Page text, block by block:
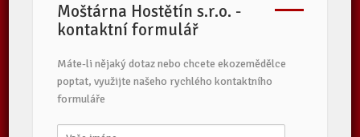
Moštárna Hostětín s.r.o. -
kontaktní formulář
Máte-li nějaký dotaz nebo chcete ekozemědělce
poptat, využijte našeho rychlého kontaktního
formuláře